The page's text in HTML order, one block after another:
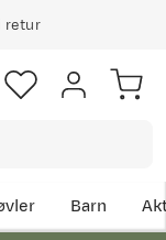
retur
Barn